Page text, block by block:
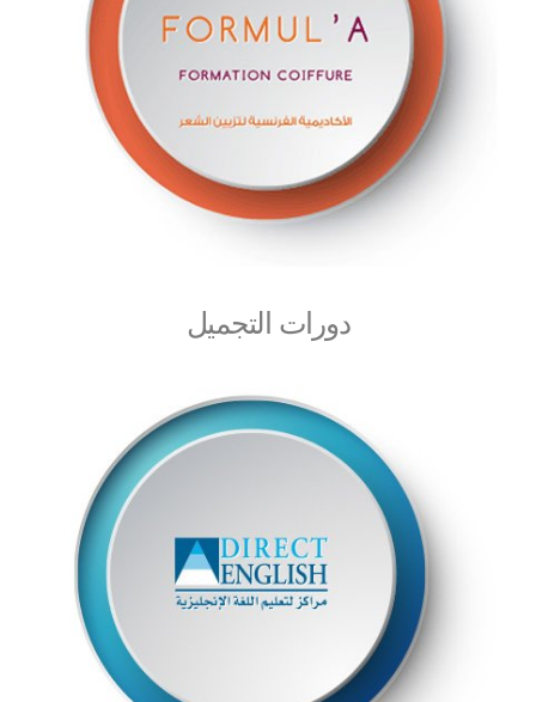
دورات التجميل